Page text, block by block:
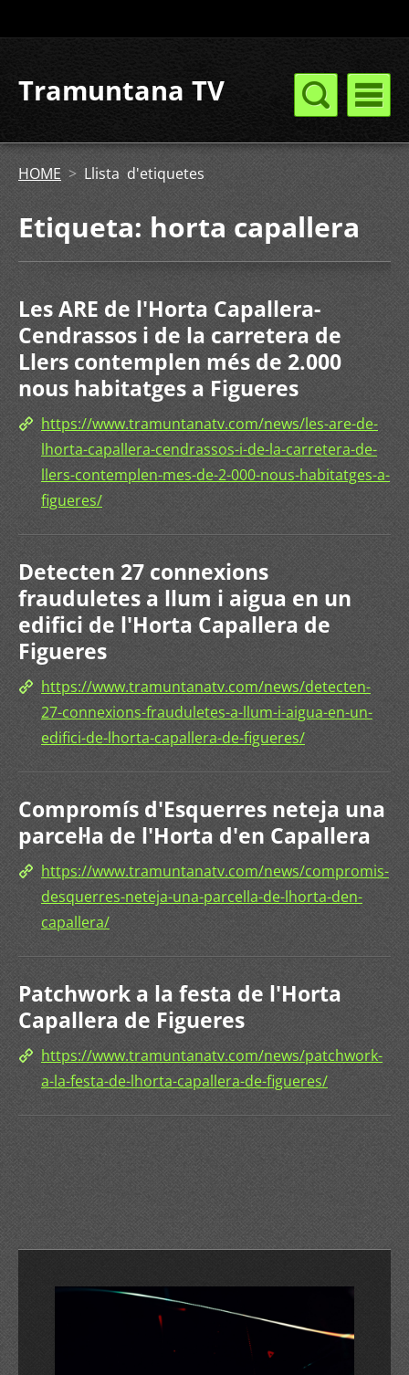
Tramuntana TV
HOME > Llista d'etiquetes
Etiqueta: horta capallera
Les ARE de l'Horta Capallera-
Cendrassos i de la carretera de
Llers contemplen més de 2.000
nous habitatges a Figueres
https://www.tramuntanatv.com/news/les-are-de-
lhorta-capallera-cendrassos-i-de-la-carretera-de-
llers-contemplen-mes-de-2-000-nous-habitatges-a-
figueres/
Detecten 27 connexions
frauduletes a llum i aigua en un
edifici de l'Horta Capallera de
Figueres
https://www.tramuntanatv.com/news/detecten-
27-connexions-frauduletes-a-llum-i-aigua-en-un-
edifici-de-lhorta-capallera-de-figueres/
Compromís d'Esquerres neteja una
parcel·la de l'Horta d'en Capallera
https://www.tramuntanatv.com/news/compromis-
desquerres-neteja-una-parcella-de-lhorta-den-
capallera/
Patchwork a la festa de l'Horta
Capallera de Figueres
https://www.tramuntanatv.com/news/patchwork-
a-la-festa-de-lhorta-capallera-de-figueres/